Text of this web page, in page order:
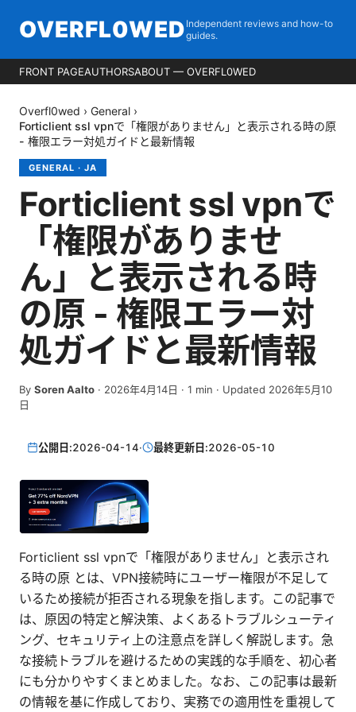
OVERFL0WED Independent reviews and how-to
guides.
FRONT PAGEAUTHORSABOUT — OVERFL0WED
Overfl0wed › General ›
Forticlient ssl vpnで「権限がありません」と表示される時の原
- 権限エラー対処ガイドと最新情報
GENERAL · JA
Forticlient ssl vpnで
「権限がありませ
ん」と表示される時
の原 - 権限エラー対
処ガイドと最新情報
By Soren Aalto · 2026年4月14日 · 1 min · Updated 2026年5月10
日
公開日:2026-04-14· 最終更新日:2026-05-10
Forticlient ssl vpnで「権限がありません」と表示され
る時の原 とは、VPN接続時にユーザー権限が不足して
いるため接続が拒否される現象を指します。この記事で
は、原因の特定と解決策、よくあるトラブルシューティ
ング、セキュリティ上の注意点を詳しく解説します。急
な接続トラブルを避けるための実践的な手順を、初心者
にも分かりやすくまとめました。なお、この記事は最新
の情報を基に作成しており、実務での適用性を重視して